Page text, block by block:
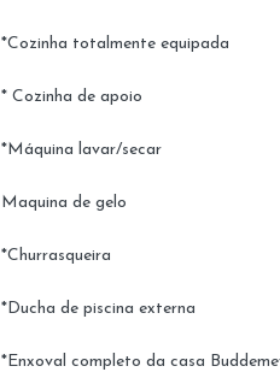
*Cozinha totalmente equipada
* Cozinha de apoio
*Máquina lavar/secar
Maquina de gelo
*Churrasqueira
*Ducha de piscina externa
*Enxoval completo da casa